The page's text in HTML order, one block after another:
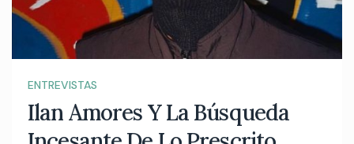
ENTREVISTAS
Ilan Amores Y La Búsqueda